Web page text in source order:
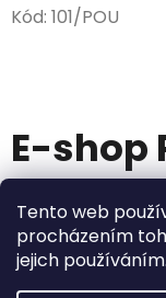
Tento web
procházením
jejich
Kód: 101/POU
E-shop
Knihy, hry a